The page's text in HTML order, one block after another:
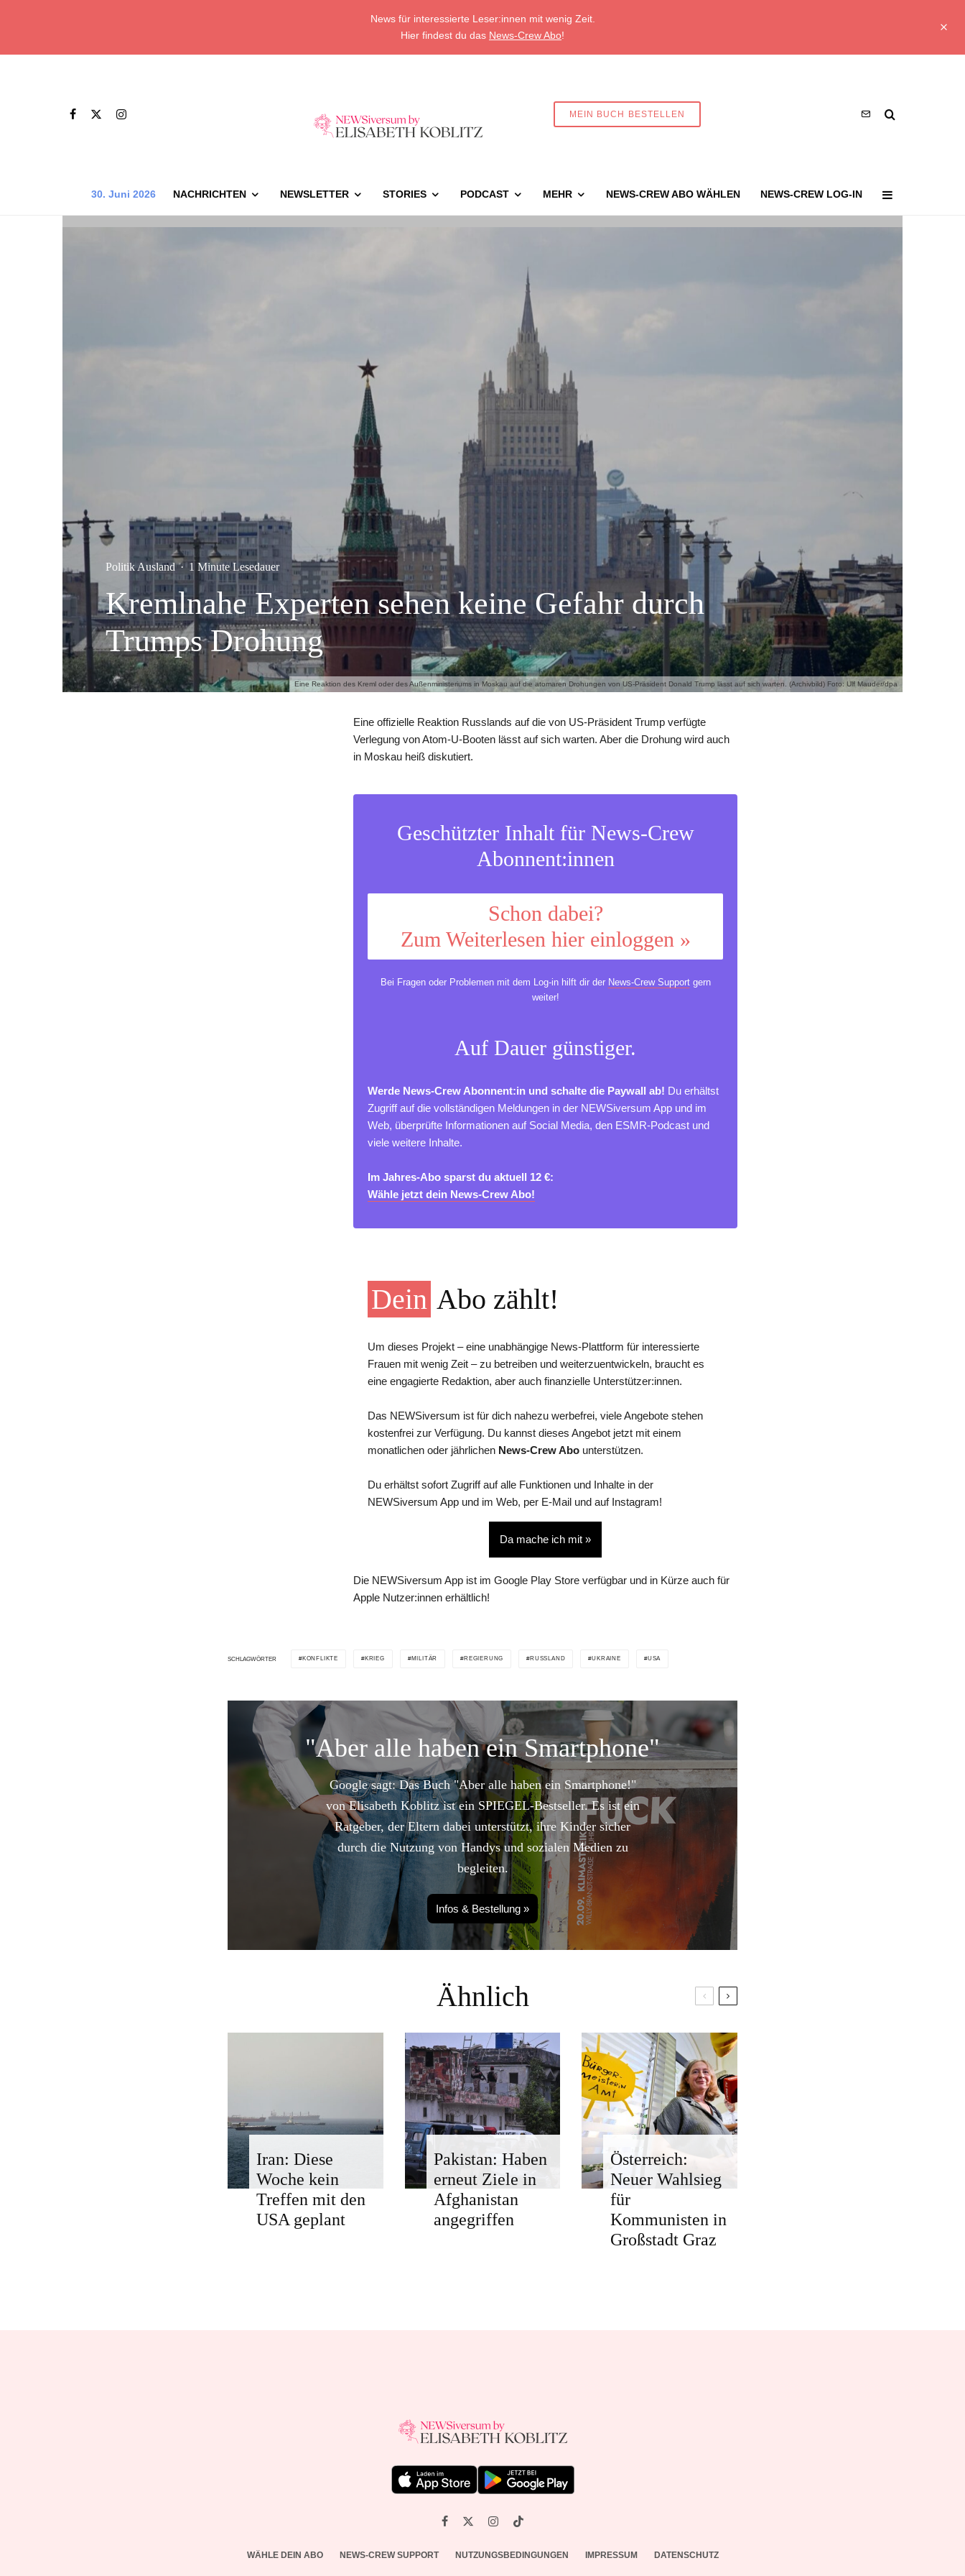
News für interessierte Leser:innen mit wenig Zeit.
Hier findest du das News-Crew Abo!
MEIN BUCH BESTELLEN
30. Juni 2026 NACHRICHTEN NEWSLETTER STORIES PODCAST MEHR NEWS-CREW ABO WÄHLEN NEWS-CREW LOG-IN
Eine Reaktion des Kreml oder des Außenministeriums in Moskau auf die atomaren Drohungen von US-Präsident Donald Trump lässt auf sich warten. (Archivbild) Foto: Ulf Mauder/dpa
Politik Ausland · 1 Minute Lesedauer
Kremlnahe Experten sehen keine Gefahr durch
Trumps Drohung
Eine offizielle Reaktion Russlands auf die von US-Präsident Trump verfügte
Verlegung von Atom-U-Booten lässt auf sich warten. Aber die Drohung wird auch
in Moskau heiß diskutiert.
Geschützter Inhalt für News-Crew
Abonnent:innen
Schon dabei?
Zum Weiterlesen hier einloggen »
Bei Fragen oder Problemen mit dem Log-in hilft dir der News-Crew Supportgern
weiter!
Auf Dauer günstiger.
Werde News-Crew Abonnent:in und schalte die Paywall ab! Du erhältst
Zugriff auf die vollständigen Meldungen in der NEWSiversum App und im
Web, überprüfte Informationen auf Social Media, den ESMR-Podcast und
viele weitere Inhalte.
Im Jahres-Abo sparst du aktuell 12 €:
Wähle jetzt dein News-Crew Abo!
Dein Abo zählt!
Um dieses Projekt – eine unabhängige News-Plattform für interessierte
Frauen mit wenig Zeit – zu betreiben und weiterzuentwickeln, braucht es
eine engagierte Redaktion, aber auch finanzielle Unterstützer:innen.
Das NEWSiversum ist für dich nahezu werbefrei, viele Angebote stehen
kostenfrei zur Verfügung. Du kannst dieses Angebot jetzt mit einem
monatlichen oder jährlichen News-Crew Abo unterstützen.
Du erhältst sofort Zugriff auf alle Funktionen und Inhalte in der
NEWSiversum App und im Web, per E-Mail und auf Instagram!
Da mache ich mit »
Die NEWSiversum App ist im Google Play Store verfügbar und in Kürze auch für
Apple Nutzer:innen erhältlich!
SCHLAGWÖRTER KONFLIKTE KRIEG MILITÄR REGIERUNG RUSSLAND UKRAINE USA
"Aber alle haben ein Smartphone"
Google sagt: Das Buch "Aber alle haben ein Smartphone!"
von Elisabeth Koblitz ist ein SPIEGEL-Bestseller. Es ist ein
Ratgeber, der Eltern dabei unterstützt, ihre Kinder sicher
durch die Nutzung von Handys und sozialen Medien zu
begleiten.
Infos & Bestellung »
Ähnlich
Iran: Diese
Woche kein
Treffen mit den
USA geplant
Pakistan: Haben
erneut Ziele in
Afghanistan
angegriffen
Österreich:
Neuer Wahlsieg
für
Kommunisten in
Großstadt Graz
WÄHLE DEIN ABO NEWS-CREW SUPPORT NUTZUNGSBEDINGUNGEN IMPRESSUM DATENSCHUTZ